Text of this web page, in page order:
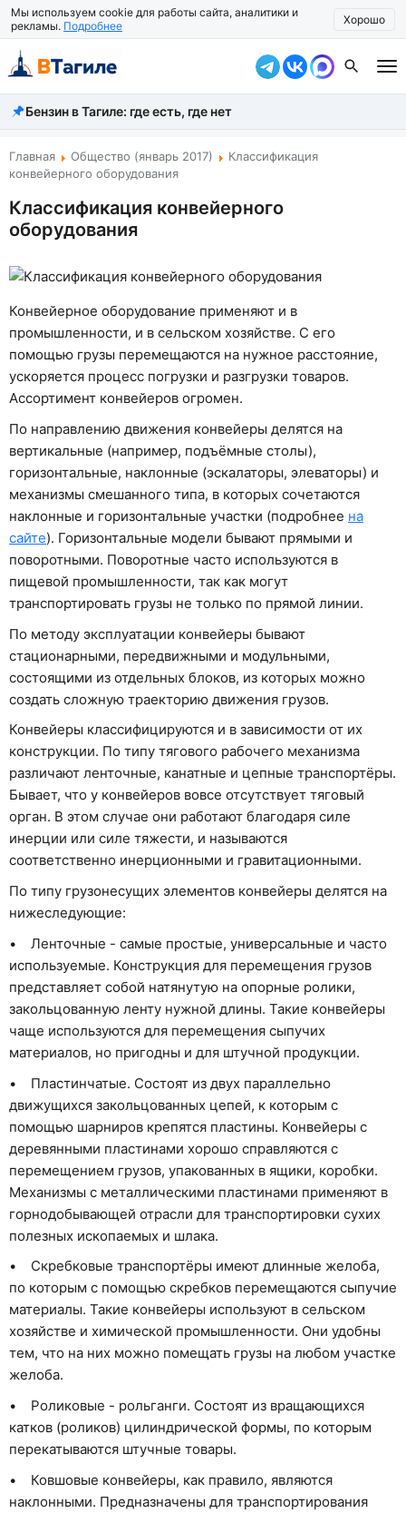
Мы используем cookie для работы сайта, аналитики и
рекламы. Подробнее Хорошо
Все новости
Происшествия
Власть
Жизнь
Общество
Рассказать новость
Бензин в Тагиле: где есть, где нет
Главная Общество (январь 2017)
Классификация
конвейерного оборудования
Классификация конвейерного
оборудования
Конвейерное оборудование применяют и в
промышленности, и в сельском хозяйстве. С его
помощью грузы перемещаются на нужное расстояние,
ускоряется процесс погрузки и разгрузки товаров.
Ассортимент конвейеров огромен.
По направлению движения конвейеры делятся на
вертикальные (например, подъёмные столы),
горизонтальные, наклонные (эскалаторы, элеваторы) и
механизмы смешанного типа, в которых сочетаются
наклонные и горизонтальные участки (подробнее на
сайте). Горизонтальные модели бывают прямыми и
поворотными. Поворотные часто используются в
пищевой промышленности, так как могут
транспортировать грузы не только по прямой линии.
По методу эксплуатации конвейеры бывают
стационарными, передвижными и модульными,
состоящими из отдельных блоков, из которых можно
создать сложную траекторию движения грузов.
Конвейеры классифицируются и в зависимости от их
конструкции. По типу тягового рабочего механизма
различают ленточные, канатные и цепные транспортёры.
Бывает, что у конвейеров вовсе отсутствует тяговый
орган. В этом случае они работают благодаря силе
инерции или силе тяжести, и называются
соответственно инерционными и гравитационными.
По типу грузонесущих элементов конвейеры делятся на
нижеследующие:
• Ленточные - самые простые, универсальные и часто
используемые. Конструкция для перемещения грузов
представляет собой натянутую на опорные ролики,
закольцованную ленту нужной длины. Такие конвейеры
чаще используются для перемещения сыпучих
материалов, но пригодны и для штучной продукции.
• Пластинчатые. Состоят из двух параллельно
движущихся закольцованных цепей, к которым с
помощью шарниров крепятся пластины. Конвейеры с
деревянными пластинами хорошо справляются с
перемещением грузов, упакованных в ящики, коробки.
Механизмы с металлическими пластинами применяют в
горнодобывающей отрасли для транспортировки сухих
полезных ископаемых и шлака.
• Скребковые транспортёры имеют длинные желоба,
по которым с помощью скребков перемещаются сыпучие
материалы. Такие конвейеры используют в сельском
хозяйстве и химической промышленности. Они удобны
тем, что на них можно помещать грузы на любом участке
желоба.
• Роликовые - рольганги. Состоят из вращающихся
катков (роликов) цилиндрической формы, по которым
перекатываются штучные товары.
• Ковшовые конвейеры, как правило, являются
наклонными. Предназначены для транспортирования